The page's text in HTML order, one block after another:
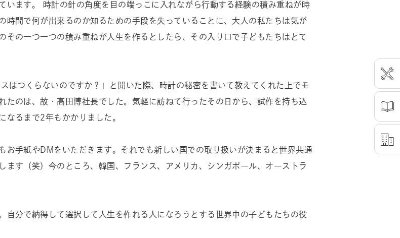
います。 時計の針の角度を目の端っこに入れながら行動する経験の積み重ねが時
時間で何が出来るのか知るための手段を失っていることに、大人の私たちは気が
その一つ一つの積み重ねが人生を作るとしたら、その入り口で子どもたちはとて
はつくらないのですか？」と聞いた際、時計の秘密を書いて教えてくれた上でモ
たのは、故・高田博社長でした。気軽に訪ねて行ったその日から、試作を持ち込
なるまで2年もかかりました。
お手紙やDMをいただきます。それでも新しい国での取り扱いが決まると世界共通
ます（笑）今のところ、韓国、フランス、アメリカ、シンガポール、オーストラ
自分で納得して選択して人生を作れる人になろうとする世界中の子どもたちの役